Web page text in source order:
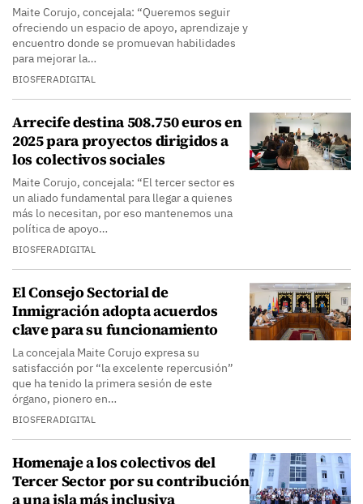
Maite Corujo, concejala: “Queremos seguir
ofreciendo un espacio de apoyo, aprendizaje y
encuentro donde se promuevan habilidades
para mejorar la…
BIOSFERADIGITAL
Arrecife destina 508.750 euros en
2025 para proyectos dirigidos a
los colectivos sociales
Maite Corujo, concejala: “El tercer sector es
un aliado fundamental para llegar a quienes
más lo necesitan, por eso mantenemos una
política de apoyo…
BIOSFERADIGITAL
El Consejo Sectorial de
Inmigración adopta acuerdos
clave para su funcionamiento
La concejala Maite Corujo expresa su
satisfacción por “la excelente repercusión”
que ha tenido la primera sesión de este
órgano, pionero en…
BIOSFERADIGITAL
Homenaje a los colectivos del
Tercer Sector por su contribución
a una isla más inclusiva